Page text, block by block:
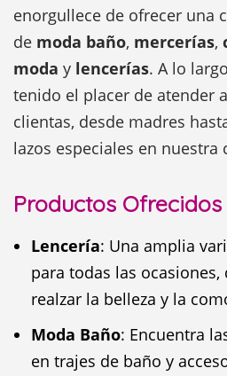
enorgullece de ofrecer una
de moda baño, mercerías,
moda y lencerías. A lo
tenido el placer de atender
clientas, desde madres
lazos especiales en nuestra
Productos Ofrecidos
Lencería: Una amplia
para todas las ocasiones,
realzar la belleza y la
Moda Baño: Encuentra
en trajes de baño y